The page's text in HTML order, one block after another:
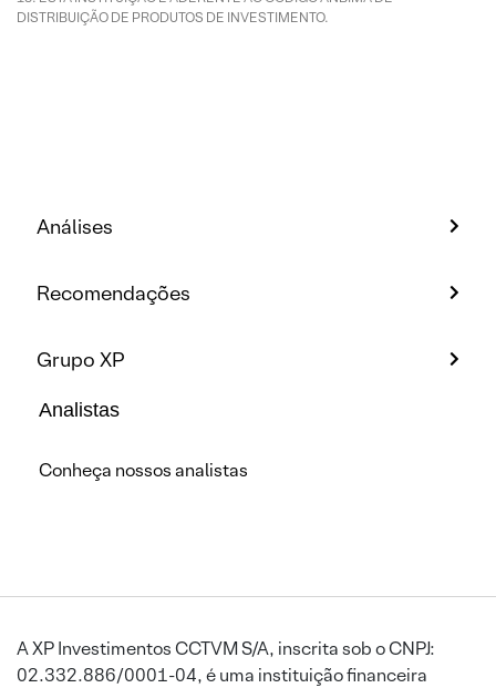
DISTRIBUIÇÃO DE PRODUTOS DE INVESTIMENTO.
Análises
Recomendações
Grupo XP
Analistas
Conheça nossos analistas
A XP Investimentos CCTVM S/A, inscrita sob o CNPJ:
02.332.886/0001-04, é uma instituição financeira